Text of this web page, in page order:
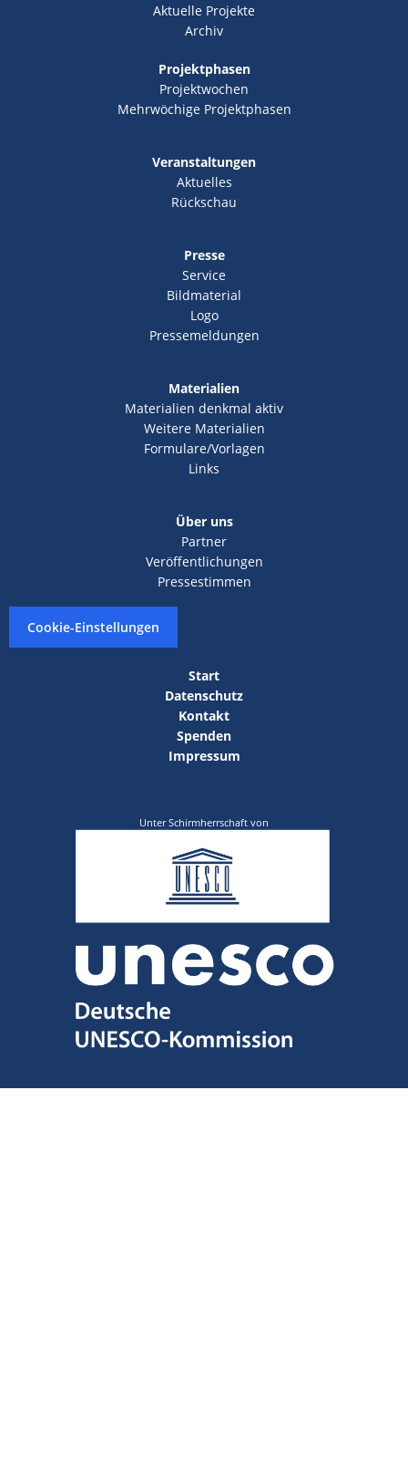
Aktuelle Projekte
Archiv
Projektphasen
Projektwochen
Mehrwöchige Projektphasen
Veranstaltungen
Aktuelles
Rückschau
Presse
Service
Bildmaterial
Logo
Pressemeldungen
Materialien
Materialien denkmal aktiv
Weitere Materialien
Formulare/Vorlagen
Links
Über uns
Partner
Veröffentlichungen
Pressestimmen
Cookie-Einstellungen
Start
Datenschutz
Kontakt
Spenden
Impressum
Unter Schirmherrschaft von